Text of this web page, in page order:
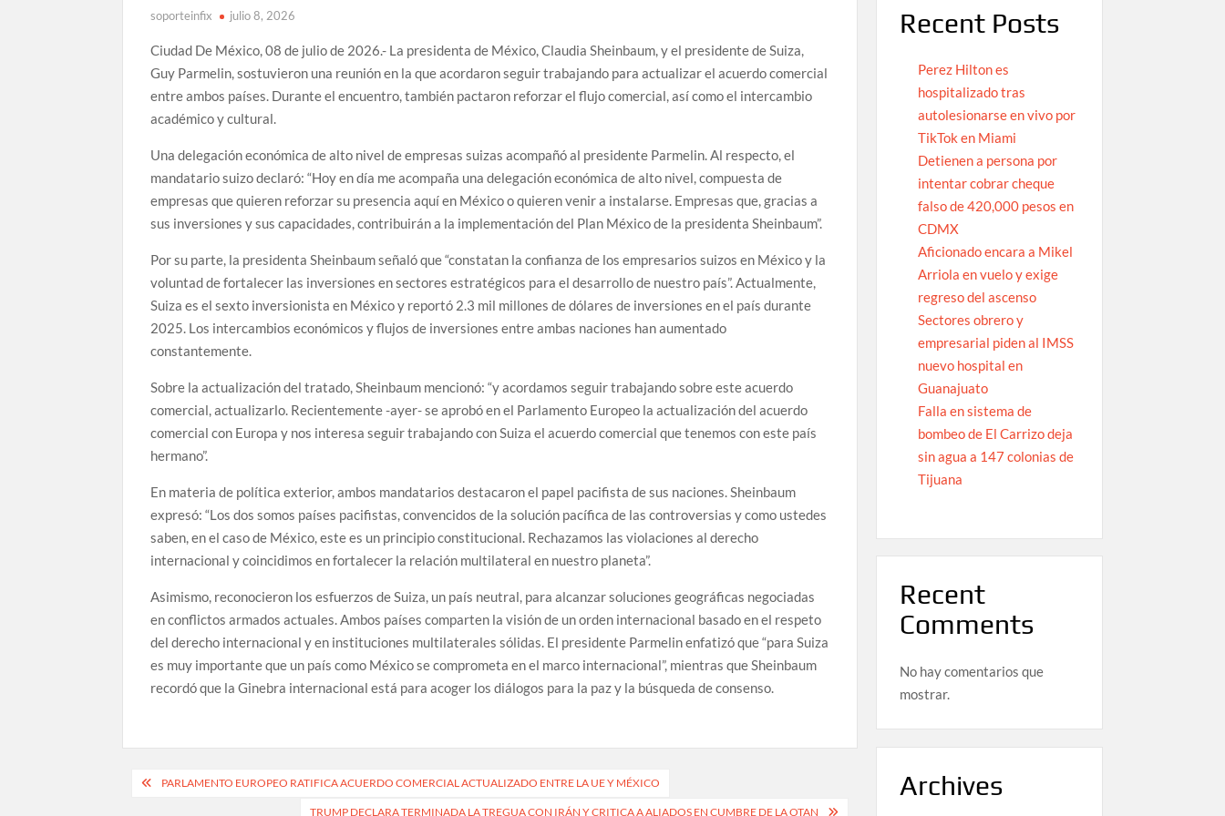
soporteinfix julio 8, 2026
Ciudad De México, 08 de julio de 2026.- La presidenta de México, Claudia Sheinbaum, y el presidente de Suiza,
Guy Parmelin, sostuvieron una reunión en la que acordaron seguir trabajando para actualizar el acuerdo comercial
entre ambos países. Durante el encuentro, también pactaron reforzar el flujo comercial, así como el intercambio
académico y cultural.
Una delegación económica de alto nivel de empresas suizas acompañó al presidente Parmelin. Al respecto, el
mandatario suizo declaró: “Hoy en día me acompaña una delegación económica de alto nivel, compuesta de
empresas que quieren reforzar su presencia aquí en México o quieren venir a instalarse. Empresas que, gracias a
sus inversiones y sus capacidades, contribuirán a la implementación del Plan México de la presidenta Sheinbaum”.
Por su parte, la presidenta Sheinbaum señaló que “constatan la confianza de los empresarios suizos en México y la
voluntad de fortalecer las inversiones en sectores estratégicos para el desarrollo de nuestro país”. Actualmente,
Suiza es el sexto inversionista en México y reportó 2.3 mil millones de dólares de inversiones en el país durante
2025. Los intercambios económicos y flujos de inversiones entre ambas naciones han aumentado
constantemente.
Sobre la actualización del tratado, Sheinbaum mencionó: “y acordamos seguir trabajando sobre este acuerdo
comercial, actualizarlo. Recientemente -ayer- se aprobó en el Parlamento Europeo la actualización del acuerdo
comercial con Europa y nos interesa seguir trabajando con Suiza el acuerdo comercial que tenemos con este país
hermano”.
En materia de política exterior, ambos mandatarios destacaron el papel pacifista de sus naciones. Sheinbaum
expresó: “Los dos somos países pacifistas, convencidos de la solución pacífica de las controversias y como ustedes
saben, en el caso de México, este es un principio constitucional. Rechazamos las violaciones al derecho
internacional y coincidimos en fortalecer la relación multilateral en nuestro planeta”.
Asimismo, reconocieron los esfuerzos de Suiza, un país neutral, para alcanzar soluciones geográficas negociadas
en conflictos armados actuales. Ambos países comparten la visión de un orden internacional basado en el respeto
del derecho internacional y en instituciones multilaterales sólidas. El presidente Parmelin enfatizó que “para Suiza
es muy importante que un país como México se comprometa en el marco internacional”, mientras que Sheinbaum
recordó que la Ginebra internacional está para acoger los diálogos para la paz y la búsqueda de consenso.
Navegación
PARLAMENTO EUROPEO RATIFICA ACUERDO COMERCIAL ACTUALIZADO ENTRE LA UE Y MÉXICO
TRUMP DECLARA TERMINADA LA TREGUA CON IRÁN Y CRITICA A ALIADOS EN CUMBRE DE LA OTAN
Recent Posts
Perez Hilton es
hospitalizado tras
autolesionarse en vivo por
TikTok en Miami
Detienen a persona por
intentar cobrar cheque
falso de 420,000 pesos en
CDMX
Aficionado encara a Mikel
Arriola en vuelo y exige
regreso del ascenso
Sectores obrero y
empresarial piden al IMSS
nuevo hospital en
Guanajuato
Falla en sistema de
bombeo de El Carrizo deja
sin agua a 147 colonias de
Tijuana
Recent
Comments
No hay comentarios que
mostrar.
Archives